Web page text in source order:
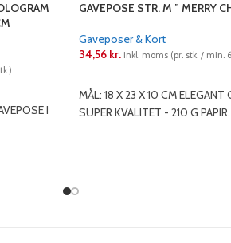
I
GAVEPOSE STR. M ” MERRY
Gaveposer & Kort
34,56 kr. inkl. moms (pr. stk. / min.
MÅL: 18 X 23 X 10 CM ELEGANT
SUPER KVALITET - 210 G PAPIR.